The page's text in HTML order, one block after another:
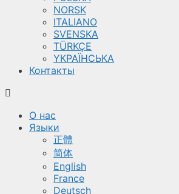
NORSK
ITALIANO
SVENSKA
TÜRKÇE
YКРАЇНСЬКА
Контакты
О нас
Языки
正體
简体
English
France
Deutsch